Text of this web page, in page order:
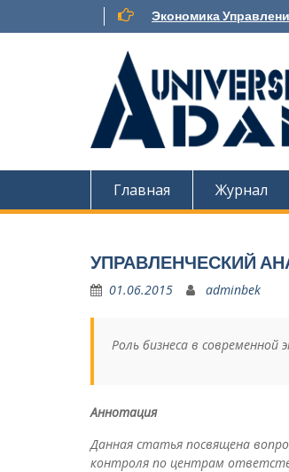
Экономика
Главная Журнал
УПРАВЛЕНЧЕСКИЙ
01.06.2015 adminbek
Роль бизнеса в современной
Аннотация
Данная статья посвящена
контроля по центрам